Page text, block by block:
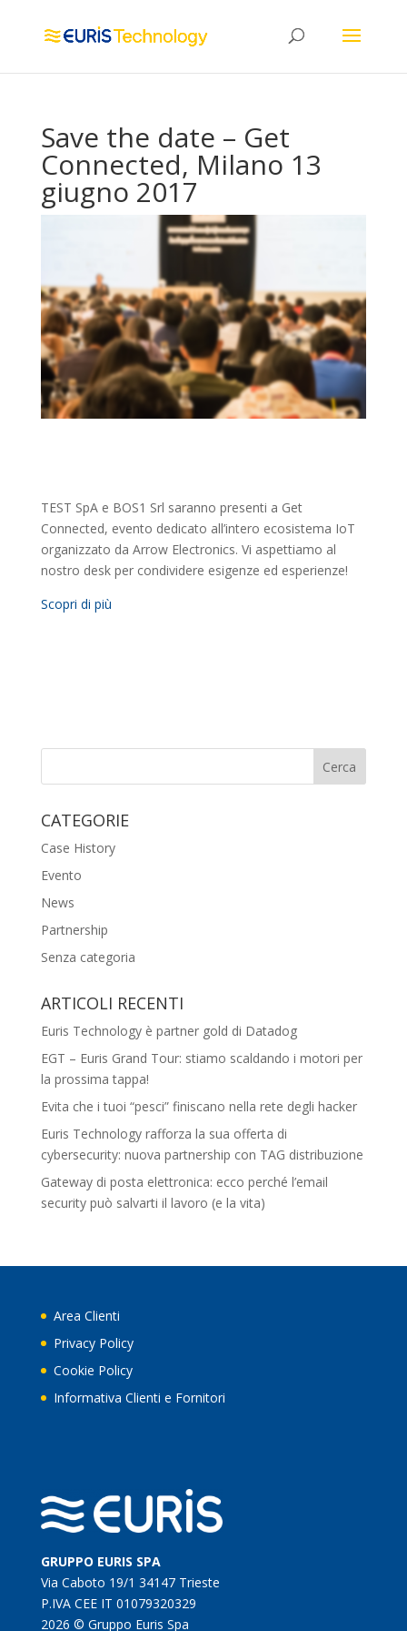
Save the date – Get
Connected, Milano 13
giugno 2017
TEST SpA e BOS1 Srl saranno presenti a Get
Connected, evento dedicato all’intero ecosistema IoT
organizzato da Arrow Electronics. Vi aspettiamo al
nostro desk per condividere esigenze ed esperienze!
Scopri di più
CATEGORIE
Case History
Evento
News
Partnership
Senza categoria
ARTICOLI RECENTI
Euris Technology è partner gold di Datadog
EGT – Euris Grand Tour: stiamo scaldando i motori per
la prossima tappa!
Evita che i tuoi “pesci” finiscano nella rete degli hacker
Euris Technology rafforza la sua offerta di
cybersecurity: nuova partnership con TAG distribuzione
Gateway di posta elettronica: ecco perché l’email
security può salvarti il lavoro (e la vita)
Area Clienti
Privacy Policy
Cookie Policy
Informativa Clienti e Fornitori
GRUPPO EURIS SPA
Via Caboto 19/1 34147 Trieste
P.IVA CEE IT 01079320329
2026 © Gruppo Euris Spa